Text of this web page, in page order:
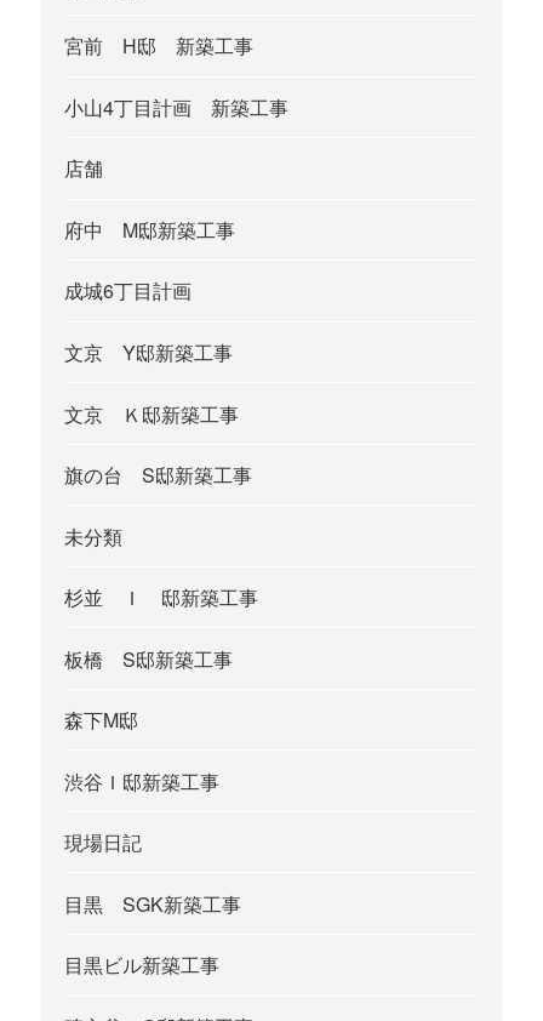
宮前 H邸 新築工事
小山4丁目計画 新築工事
店舗
府中 M邸新築工事
成城6丁目計画
文京 Y邸新築工事
文京 Ｋ邸新築工事
旗の台 S邸新築工事
未分類
杉並 Ｉ 邸新築工事
板橋 S邸新築工事
森下M邸
渋谷Ｉ邸新築工事
現場日記
目黒 SGK新築工事
目黒ビル新築工事